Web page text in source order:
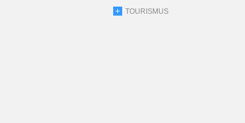
TOURISMUS